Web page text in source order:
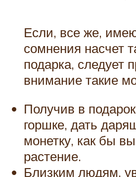
Если, все же,
сомнения насчет
подарка, следует
внимание такие
Получив в
горшке, дать
монетку, как бы
растение.
Близким людям,